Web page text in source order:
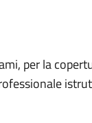
per la